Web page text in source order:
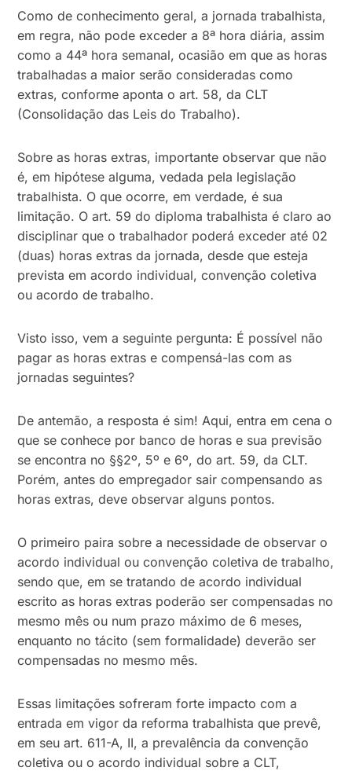
Como de conhecimento geral, a jornada trabalhista,
em regra, não pode exceder a 8ª hora diária, assim
como a 44ª hora semanal, ocasião em que as horas
trabalhadas a maior serão consideradas como
extras, conforme aponta o art. 58, da CLT
(Consolidação das Leis do Trabalho).
Sobre as horas extras, importante observar que não
é, em hipótese alguma, vedada pela legislação
trabalhista. O que ocorre, em verdade, é sua
limitação. O art. 59 do diploma trabalhista é claro ao
disciplinar que o trabalhador poderá exceder até 02
(duas) horas extras da jornada, desde que esteja
prevista em acordo individual, convenção coletiva
ou acordo de trabalho.
Visto isso, vem a seguinte pergunta: É possível não
pagar as horas extras e compensá-las com as
jornadas seguintes?
De antemão, a resposta é sim! Aqui, entra em cena o
que se conhece por banco de horas e sua previsão
se encontra no §§2º, 5º e 6º, do art. 59, da CLT.
Porém, antes do empregador sair compensando as
horas extras, deve observar alguns pontos.
O primeiro paira sobre a necessidade de observar o
acordo individual ou convenção coletiva de trabalho,
sendo que, em se tratando de acordo individual
escrito as horas extras poderão ser compensadas no
mesmo mês ou num prazo máximo de 6 meses,
enquanto no tácito (sem formalidade) deverão ser
compensadas no mesmo mês.
Essas limitações sofreram forte impacto com a
entrada em vigor da reforma trabalhista que prevê,
em seu art. 611-A, II, a prevalência da convenção
coletiva ou o acordo individual sobre a CLT,